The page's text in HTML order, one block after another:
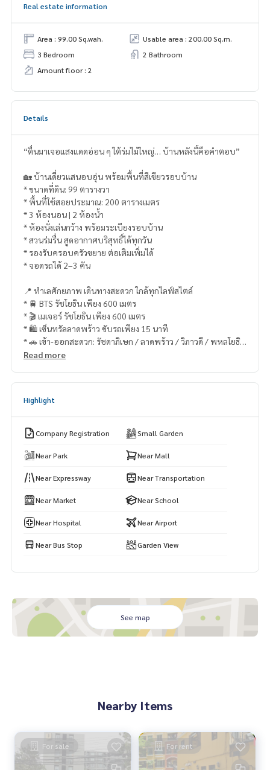
Real estate information
Area : 99.00 Sq.wah.
Usable area : 200.00 Sq.m.
3 Bedroom
2 Bathroom
Amount floor : 2
Details
“ตื่นมาเจอแสงแดดอ่อน ๆ ใต้ร่มไม้ใหญ่… บ้านหลังนี้คือคำตอบ”
🏡 บ้านเดี่ยวแสนอบอุ่น พร้อมพื้นที่สีเขียวรอบบ้าน
* ขนาดที่ดิน: 99 ตารางวา
* พื้นที่ใช้สอยประมาณ: 200 ตารางเมตร
* 3 ห้องนอน | 2 ห้องน้ำ
* ห้องนั่งเล่นกว้าง พร้อมระเบียงรอบบ้าน
* สวนร่มรื่น สูดอากาศบริสุทธิ์ได้ทุกวัน
* รองรับครอบครัวขยาย ต่อเติมเพิ่มได้
* จอดรถได้ 2–3 คัน
📍 ทำเลศักยภาพ เดินทางสะดวก ใกล้ทุกไลฟ์สไตล์
* 🚆 BTS รัชโยธิน เพียง 600 เมตร
* 🎬 เมเจอร์ รัชโยธิน เพียง 600 เมตร
* 🛍 เซ็นทรัลลาดพร้าว ขับรถเพียง 15 นาที
* 🚗 เข้า-ออกสะดวก: รัชดาภิเษก / ลาดพร้าว / วิภาวดี / พหลโยธิน
/ เกษตร
✅ บรรยากาศดี อยู่สบาย เป็นส่วนตัว
#บ้านเดี่ยวกลางเมือง #บ้านพร้อมสวน #บ้านใกล้รถไฟฟ้า #บ้านเ
งใหญ่ลาดพร้าว
📞 สนใจนัดชมบ้าน และสอบถามรายละเอียดเพิ่มเติม
คุณแม็กซ์:
088-141-1555 คุณโอ๋:
089-992-1885
Line Official: @bestproperty (อย่าลืมใส่ @)
เว็บไซต์: www.bestpropertycenter.com
Read more
Highlight
Company Registration Small Garden
Near Park Near Mall
Near Expressway Near Transportation
Near Market Near School
Near Hospital Near Airport
Near Bus Stop Garden View
See map
Nearby Items
For sale For rent